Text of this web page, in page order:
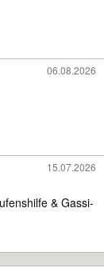
06.08.2026
15.07.2026
& Gassi-